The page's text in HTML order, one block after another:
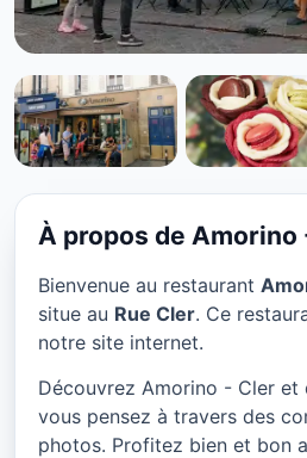
RESTAURANT
Amorino - Cler
★ 4.4/5
À propos de Amorino
Bienvenue au restaurant
situe au Rue Cler. Ce
notre site internet.
Découvrez Amorino - Cler et
vous pensez à travers des
photos. Profitez bien et bon